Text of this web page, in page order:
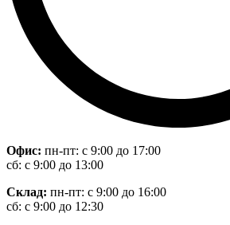
Офис: пн-пт: с 9:00 до 17:00
сб: с 9:00 до 13:00
Склад: пн-пт: с 9:00 до 16:00
сб: с 9:00 до 12:30